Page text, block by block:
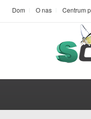
Dom O nas Centrum